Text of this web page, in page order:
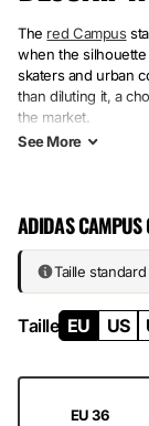
ADIDAS CAMPUS
Taille standard
Taille EU US
EU 36
The red Campus
when the
skaters and urban
than diluting it, a
the market.
contours. Owners
SeeMore